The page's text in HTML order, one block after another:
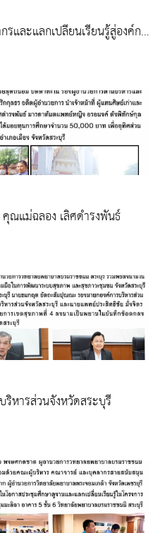
และแลกเปลี่ยนเรียนรู้สู่องค์กร
ะปกเกล้า จันทบุรี
ณแม่ฉลอง เลิศดำรงพันธ์
หารส่วนจังหวัดสระบุรี